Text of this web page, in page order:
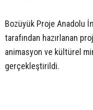
Bozüyük Proje Anadolu
tarafından hazırlanan
animasyon ve kültürel
gerçekleştirildi.